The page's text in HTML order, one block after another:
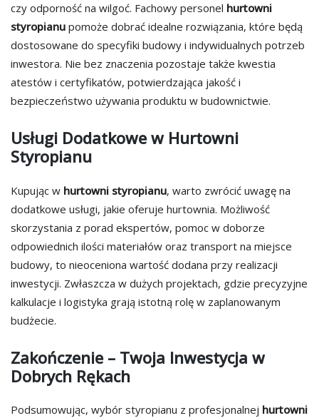
czy odporność na wilgoć. Fachowy personel hurtowni
styropianu pomoże dobrać idealne rozwiązania, które będą
dostosowane do specyfiki budowy i indywidualnych potrzeb
inwestora. Nie bez znaczenia pozostaje także kwestia
atestów i certyfikatów, potwierdzająca jakość i
bezpieczeństwo używania produktu w budownictwie.
Usługi Dodatkowe w Hurtowni
Styropianu
Kupując w hurtowni styropianu, warto zwrócić uwagę na
dodatkowe usługi, jakie oferuje hurtownia. Możliwość
skorzystania z porad ekspertów, pomoc w doborze
odpowiednich ilości materiałów oraz transport na miejsce
budowy, to nieoceniona wartość dodana przy realizacji
inwestycji. Zwłaszcza w dużych projektach, gdzie precyzyjne
kalkulacje i logistyka grają istotną rolę w zaplanowanym
budżecie.
Zakończenie – Twoja Inwestycja w
Dobrych Rękach
Podsumowując, wybór styropianu z profesjonalnej hurtowni